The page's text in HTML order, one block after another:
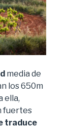
media de
los 650m
ella,
fuertes
traduce